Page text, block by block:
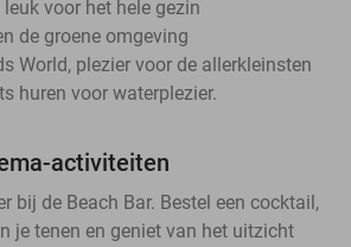
voor het hele gezin
de groene omgeving
World, plezier voor de allerkleinsten
huren voor waterplezier.
activiteiten
bij de Beach Bar. Bestel een cocktail,
je tenen en geniet van het uitzicht